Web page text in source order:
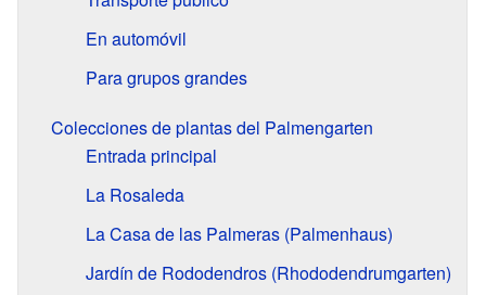
En automóvil
Para grupos grandes
Colecciones de plantas del Palmengarten
Entrada principal
La Rosaleda
La Casa de las Palmeras (Palmenhaus)
Jardín de Rododendros (Rhododendrumgarten)